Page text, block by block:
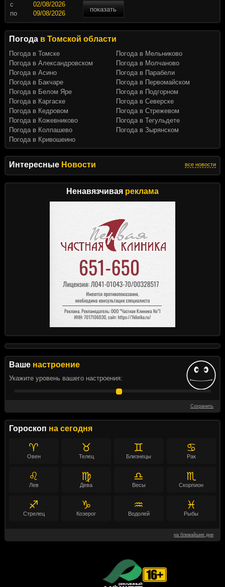
Интересные Новости все новости
Ненавязчивая реклама
Ваше настроение
Укажите уровень вашего настроения:
Сохранить
Гороскоп на сегодня
♈
Овен
♉
Телец
♊
Близнецы
♋
Рак
♌
Лев
♍
Дева
♎
Весы
♏
Скорпион
♐
Стрелец
♑
Козерог
♒
Водолей
♓
Рыбы
на ближайшие дни
c
показать
по
Погода в Томской области
Погода в Томске
Погода в Александровском
Погода в Асино
Погода в Бакчаре
Погода в Белом Яре
Погода в Каргаске
Погода в Кедровом
Погода в Кожевниково
Погода в Колпашево
Погода в Кривошеино
Погода в Мельниково
Погода в Молчаново
Погода в Парабели
Погода в Первомайском
Погода в Подгорном
Погода в Северске
Погода в Стрежевом
Погода в Тегульдете
Погода в Зырянском